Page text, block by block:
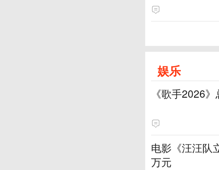
娱乐
《歌手2026
电影《汪汪队
万元